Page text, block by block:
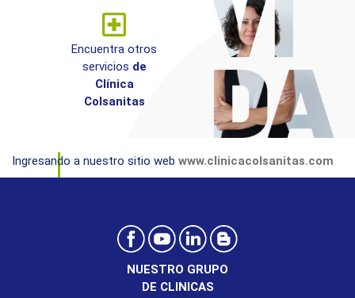
Encuentra otros
servicios de
Clínica
Colsanitas
Ingresando a nuestro sitio web www.clinicacolsanitas.com
NUESTRO GRUPO
DE CLINICAS